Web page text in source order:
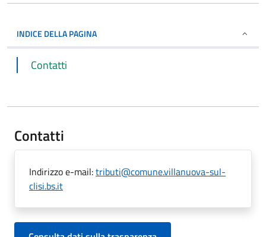
INDICE DELLA PAGINA
Contatti
Contatti
Indirizzo e-mail:tributi@comune.villanuova-sul-
clisi.bs.it